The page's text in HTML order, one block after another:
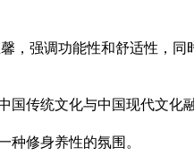
强调功能性和舒适性，同
传统文化与中国现代文
修身养性的氛围。